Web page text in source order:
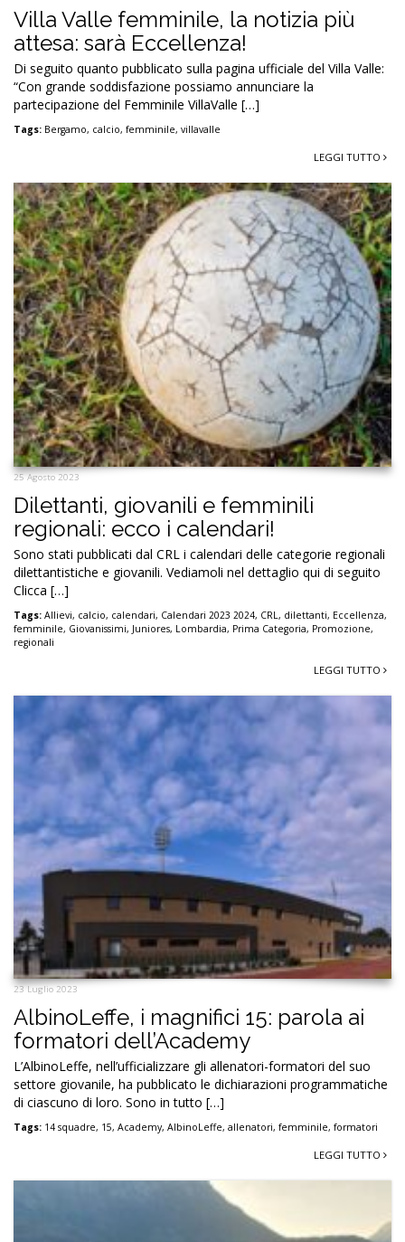
Villa Valle femminile, la notizia più
attesa: sarà Eccellenza!
Di seguito quanto pubblicato sulla pagina ufficiale del Villa Valle:
“Con grande soddisfazione possiamo annunciare la
partecipazione del Femminile VillaValle […]
Tags: Bergamo, calcio, femminile, villavalle
LEGGI TUTTO
25 Agosto 2023
Dilettanti, giovanili e femminili
regionali: ecco i calendari!
Sono stati pubblicati dal CRL i calendari delle categorie regionali
dilettantistiche e giovanili. Vediamoli nel dettaglio qui di seguito
Clicca […]
Tags: Allievi, calcio, calendari, Calendari 2023 2024, CRL , dilettanti, Eccellenza,
femminile, Giovanissimi, Juniores, Lombardia, Prima Categoria, Promozione,
regionali
LEGGI TUTTO
23 Luglio 2023
AlbinoLeffe, i magnifici 15: parola ai
formatori dell’Academy
L’AlbinoLeffe, nell’ufficializzare gli allenatori-formatori del suo
settore giovanile, ha pubblicato le dichiarazioni programmatiche
di ciascuno di loro. Sono in tutto […]
Tags: 14 squadre, 15, Academy, AlbinoLeffe, allenatori, femminile, formatori
LEGGI TUTTO